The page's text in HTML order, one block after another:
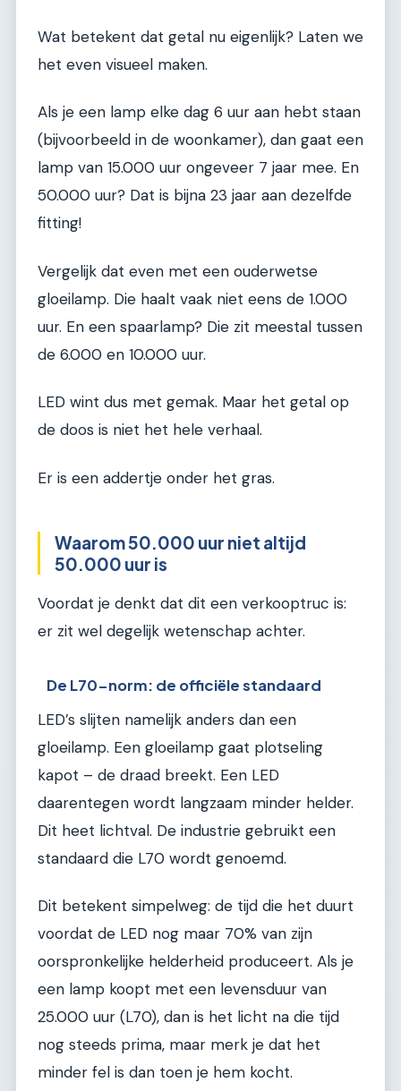
Wat betekent dat getal nu eigenlijk? Laten we
het even visueel maken.
Als je een lamp elke dag 6 uur aan hebt staan
(bijvoorbeeld in de woonkamer), dan gaat een
lamp van 15.000 uur ongeveer 7 jaar mee. En
50.000 uur? Dat is bijna 23 jaar aan dezelfde
fitting!
Vergelijk dat even met een ouderwetse
gloeilamp. Die haalt vaak niet eens de 1.000
uur. En een spaarlamp? Die zit meestal tussen
de 6.000 en 10.000 uur.
LED wint dus met gemak. Maar het getal op
de doos is niet het hele verhaal.
Er is een addertje onder het gras.
Waarom 50.000 uur niet altijd
50.000 uur is
Voordat je denkt dat dit een verkooptruc is:
er zit wel degelijk wetenschap achter.
De L70-norm: de officiële standaard
LED’s slijten namelijk anders dan een
gloeilamp. Een gloeilamp gaat plotseling
kapot – de draad breekt. Een LED
daarentegen wordt langzaam minder helder.
Dit heet lichtval. De industrie gebruikt een
standaard die L70 wordt genoemd.
Dit betekent simpelweg: de tijd die het duurt
voordat de LED nog maar 70% van zijn
oorspronkelijke helderheid produceert. Als je
een lamp koopt met een levensduur van
25.000 uur (L70), dan is het licht na die tijd
nog steeds prima, maar merk je dat het
minder fel is dan toen je hem kocht.